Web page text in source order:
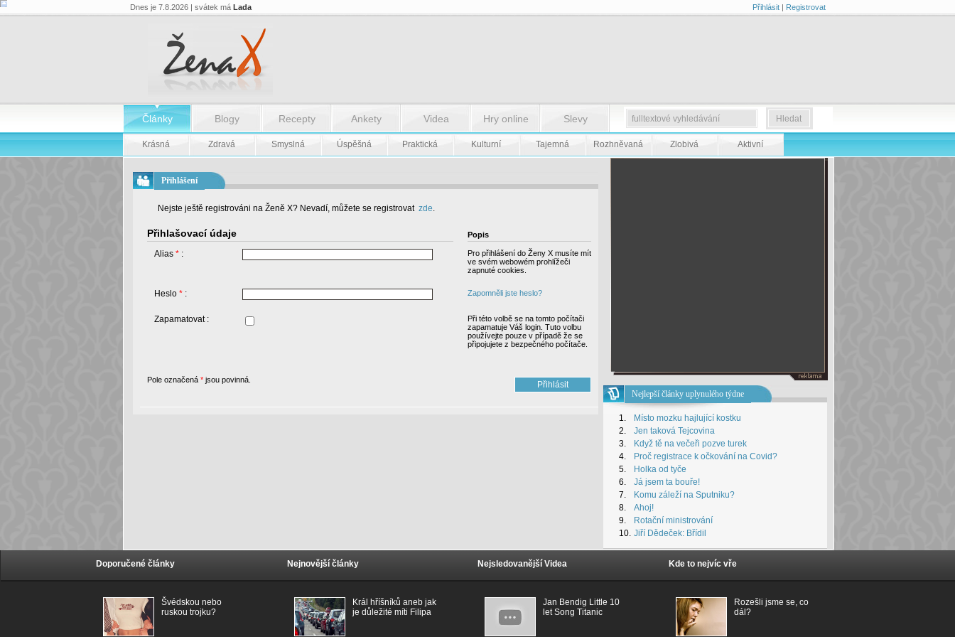
Dnes je 7.8.2026 | svátek má Lada Přihlásit| Registrovat
Články Blogy Recepty Ankety Videa Hry online Slevy
Krásná Zdravá Smyslná Úspěšná Praktická Kulturní Tajemná Rozhněvaná Zlobivá Aktivní
Přihlášení
Nejste ještě registrováni na Ženě X? Nevadí, můžete se registrovat zde.
Přihlašovací údaje Popis
Alias *:
Pro přihlášení do Ženy X musíte mít
ve svém webowém prohlížeči
zapnuté cookies.
Heslo *: Zapomněli jste heslo?
Zapamatovat :
Při této volbě se na tomto počítači
zapamatuje Váš login. Tuto volbu
používejte pouze v případě že se
připojujete z bezpečného počítače.
Pole označená *jsou povinná.
Nejlepší články uplynulého týdne
1.
Místo mozku hajlující kostku
2.
Jen taková Tejcovina
3.
Když tě na večeři pozve turek
4.
Proč registrace k očkování na Covid?
5.
Holka od tyče
6.
Já jsem ta bouře!
7.
Komu záleží na Sputniku?
8.
Ahoj!
9.
Rotační ministrování
10. Jiří Dědeček: Břídil
Doporučené články
Švédskou nebo
ruskou trojku?
Nejnovější články
Král hříšníků aneb jak
je důležité míti Filipa
Nejsledovanější Videa
Jan Bendig Little 10
let Song Titanic
Kde to nejvíc vře
Rozešli jsme se, co
dál?